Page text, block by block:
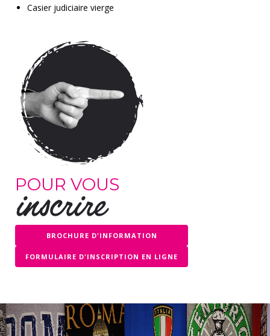
Casier judiciaire vierge
POUR VOUS
inscrire
BROCHURE D'INFORMATION
FORMULAIRE D'INSCRIPTION EN LIGNE